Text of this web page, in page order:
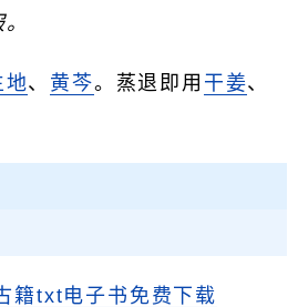
地、 黄芩。蒸退即用 干姜、
籍txt电子书免费下载